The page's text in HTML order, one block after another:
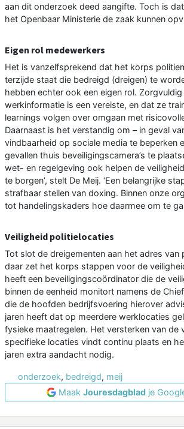
aan dit onderzoek deed aangifte. Toch is
het Openbaar Ministerie de zaak kunnen
Eigen rol medewerkers
Het is vanzelfsprekend dat het korps
terzijde staat die bedreigd (dreigen) te
hebben echter ook een eigen rol.
werkinformatie is een vereiste, en dat ze
learnings volgen over omgaan met
Daarnaast is het verstandig om – in geval
vindbaarheid op sociale media te beperken
gevallen thuis beveiligingscamera’s te
wet- en regelgeving ook helpen de
te borgen’, stelt De Meij. ‘Een belangrijke
strafbaar stellen van doxing. Binnen onze
tot handelingskaders hoe daarmee om te
Veiligheid politielocaties
Tot slot de dreigementen aan het adres van
daar zet het korps stappen voor de
heeft een beveiligingscoördinator die de
binnen de eenheid monitort namens de
die de hoofden bedrijfsvoering hierover
jaren heeft dat op meerdere werklocaties
fysieke maatregelen. Het versterken van de
specifieke locaties vindt continu plaats en
jaren extra aandacht nodig.
onderzoek, bedreigd, meij
Maak Jouresdagblad je